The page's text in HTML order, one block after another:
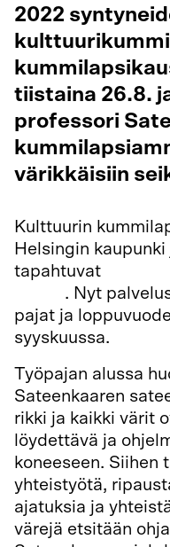
2022
tiistaina 26.8.
professori
värikkäisiin
Kulttuurin
Helsingin
tapahtuvat
. Nyt
pajat ja
syyskuussa.
Työpajan alussa
Sateenkaaren
rikki ja kaikki värit
löydettävä ja
koneeseen. Siihen
yhteistyötä,
ajatuksia ja
värejä etsitään